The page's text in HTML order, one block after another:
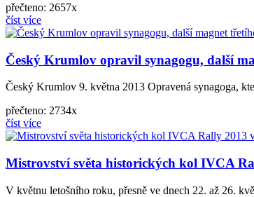
přečteno: 2657x
číst více
Český Krumlov opravil synagogu, další
Český Krumlov 9. května 2013 Opravená synagoga,
přečteno: 2734x
číst více
Mistrovství světa historických kol IVCA
V květnu letošního roku, přesně ve dnech 22. až 26.